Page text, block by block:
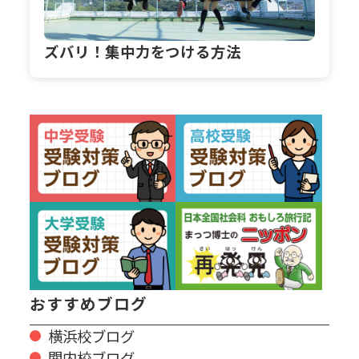
ズバリ！集中力をつける方法
おすすめブログ
横浜校ブログ